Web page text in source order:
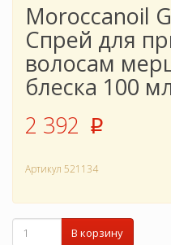
Moroccanoil
Спрей для
волосам
блеска 100
2 392 p
Артикул 521134
В корзину